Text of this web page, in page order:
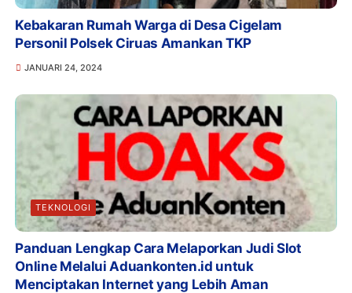
Kebakaran Rumah Warga di Desa Cigelam
Personil Polsek Ciruas Amankan TKP
JANUARI 24, 2024
TEKNOLOGI
Panduan Lengkap Cara Melaporkan Judi Slot
Online Melalui Aduankonten.id untuk
Menciptakan Internet yang Lebih Aman